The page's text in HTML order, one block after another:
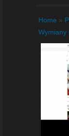
Home »
Wymiany